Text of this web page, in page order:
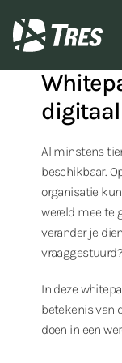
Terug
digitaal
Al minstens
beschikbaar.
organisatie
wereld mee te
verander je
vraaggestuurd?
In deze
betekenis van
doen in een